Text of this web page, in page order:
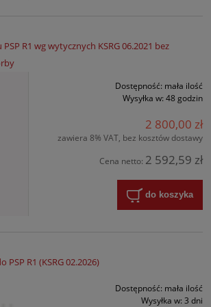
R1 wg wytycznych KSRG 06.2021 bez
Dostępność: mała ilość
Wysyłka w: 48 godzin
2 800,00 zł
zawiera 8% VAT, bez kosztów dostawy
Cena netto: 2 592,59 zł
do koszyka
R1 (KSRG 02.2026)
Dostępność: mała ilość
Wysyłka w: 3 dni